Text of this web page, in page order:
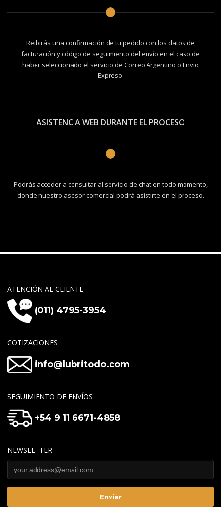
Reibirás una confirmación de tu pedido con los datos de
facturación y código de seguimiento del envío en el caso de
haber seleccionado el servicio de Correo Argentino o Envio
Expreso.
ASISTENCIA WEB DURANTE EL PROCESO
Podrás acceder a consultar al servicio de chat en todo momento,
donde nuestro asesor comercial podrá asistirte en el proceso.
ATENCIÓN AL CLIENTE
(011) 4795-3954
COTIZACIONES
info@lubritodo.com
SEGUIMIENTO DE ENVÍOS
+54 9 11 6671-4858
NEWSLETTER